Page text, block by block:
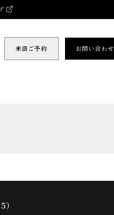
来店ご予約 お問い合わせ